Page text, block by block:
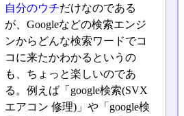
自分のウチだけなのである
が、Googleなどの検索エンジ
ンからどんな検索ワードでコ
コに来たかわかるというの
も、ちょっと楽しいのであ
る。例えば「google検索(SVX
エアコン 修理)」や「google検